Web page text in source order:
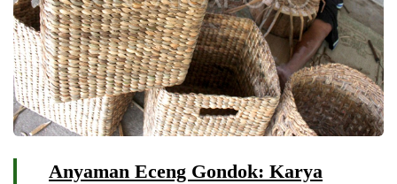
Anyaman Eceng Gondok: Karya